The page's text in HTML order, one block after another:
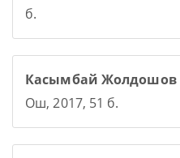
б.
Касымбай Жолдошов
Ош, 2017, 51 б.